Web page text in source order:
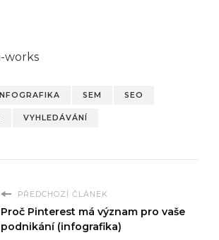
INFOGRAFIKA SEM SEO
VYHLEDÁVÁNÍ
PŘEDCHOZÍ ČLÁNEK
Proč Pinterest má význam pro vaše
podnikání (infografika)